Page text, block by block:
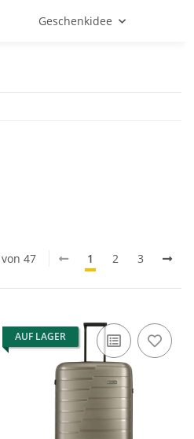
Geschenkidee
47 1 2 3
AUF LAGER